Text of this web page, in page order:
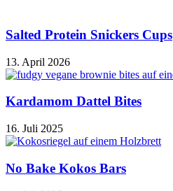
Salted Protein Snickers Cups
13. April 2026
Kardamom Dattel Bites
16. Juli 2025
No Bake Kokos Bars